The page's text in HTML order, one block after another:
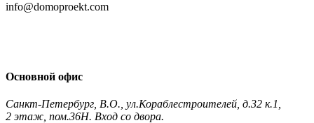
info@domoproekt.com
Основной офис
Санкт-Петербург В.О., ул.Кораблестроителей, д.32 к.1,
2 этаж, пом.36Н. Вход со двора.